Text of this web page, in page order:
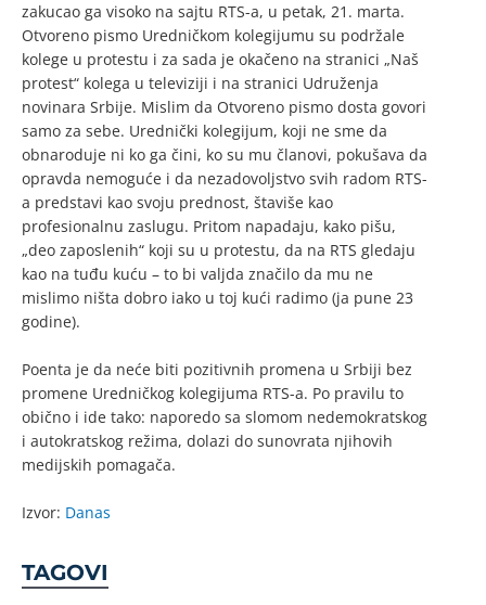
zakucao ga visoko na sajtu RTS-a, u petak, 21. marta.
Otvoreno pismo Uredničkom kolegijumu su podržale
kolege u protestu i za sada je okačeno na stranici „Naš
protest“ kolega u televiziji i na stranici Udruženja
novinara Srbije. Mislim da Otvoreno pismo dosta govori
samo za sebe. Urednički kolegijum, koji ne sme da
obnaroduje ni ko ga čini, ko su mu članovi, pokušava da
opravda nemoguće i da nezadovoljstvo svih radom RTS-
a predstavi kao svoju prednost, štaviše kao
profesionalnu zaslugu. Pritom napadaju, kako pišu,
„deo zaposlenih“ koji su u protestu, da na RTS gledaju
kao na tuđu kuću – to bi valjda značilo da mu ne
mislimo ništa dobro iako u toj kući radimo (ja pune 23
godine).
Poenta je da neće biti pozitivnih promena u Srbiji bez
promene Uredničkog kolegijuma RTS-a. Po pravilu to
obično i ide tako: naporedo sa slomom nedemokratskog
i autokratskog režima, dolazi do sunovrata njihovih
medijskih pomagača.
Izvor: Danas
TAGOVI